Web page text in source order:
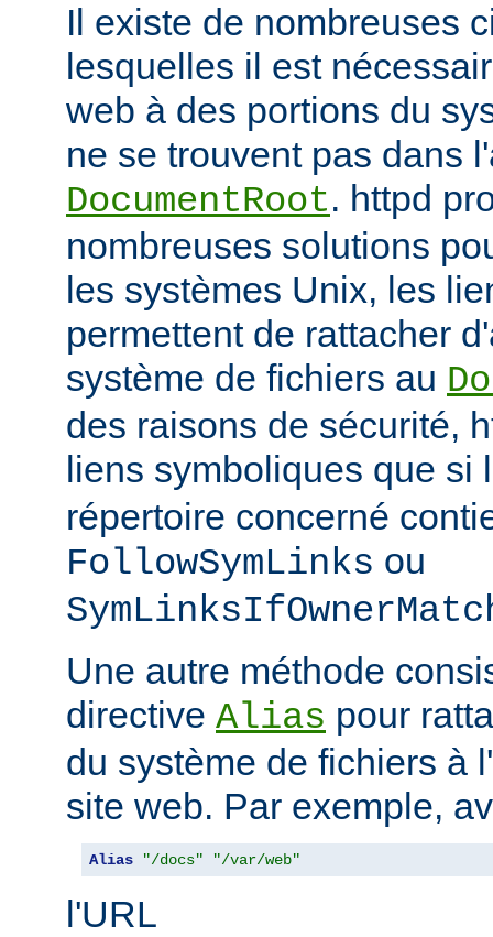
Il existe de nombreuses
lesquelles il est
web à des portions du
ne se trouvent pas dans
DocumentRoot. httpd
nombreuses solutions
les systèmes Unix, les
permettent de rattacher
système de fichiers au
des raisons de sécurité,
liens symboliques que si
répertoire concerné
FollowSymLinks ou
Une autre méthode
directive Alias pour
du système de fichiers à
site web. Par exemple,
Alias "/docs" "/var/web"
l'URL